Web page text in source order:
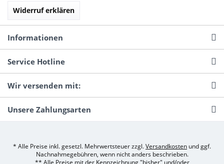
Widerruf erklären
Informationen
Service Hotline
Wir versenden mit:
Unsere Zahlungsarten
* Alle Preise inkl. gesetzl. Mehrwertsteuer zzgl.Versandkosten und ggf.
Nachnahmegebühren, wenn nicht anders beschrieben.
** Alle Preise mit der Kennzeichnung "bisher" und/oder